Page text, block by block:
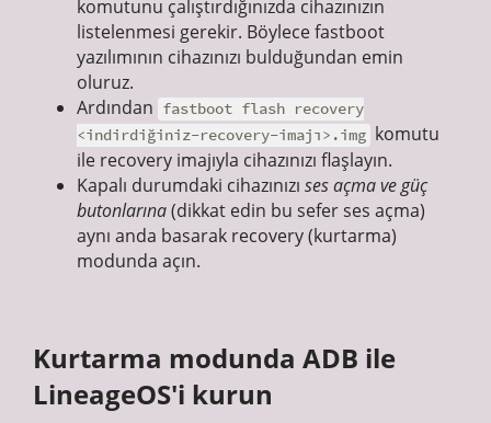
komutunu çalıştırdığınızda cihazınızın
listelenmesi gerekir. Böylece fastboot
yazılımının cihazınızı bulduğundan emin
oluruz.
Ardından fastboot flash recovery
<indirdiğiniz-recovery-imajı>.img komutu
ile recovery imajıyla cihazınızı flaşlayın.
Kapalı durumdaki cihazınızı ses açma ve güç
butonlarına(dikkat edin bu sefer ses açma)
aynı anda basarak recovery (kurtarma)
modunda açın.
Kurtarma modunda ADB ile
LineageOS'i kurun